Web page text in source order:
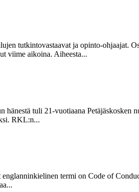
tutkintovastaavat ja opinto-ohjaajat.
viime ­aikoina. ­Aiheesta...
tuli 21-vuo­tiaana Petäjäskosken
RKL:n...
termi on Code of